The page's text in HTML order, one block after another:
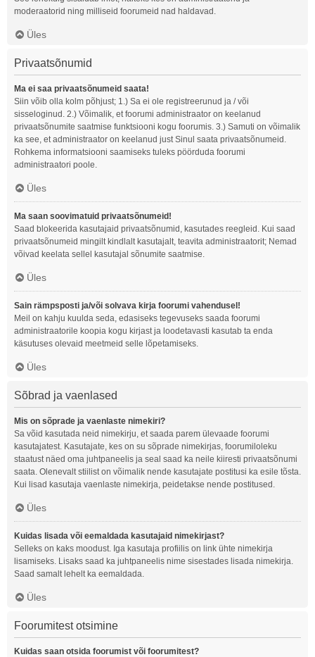
moderaatorid ning milliseid foorumeid nad haldavad.
Üles
Privaatsõnumid
Ma ei saa privaatsõnumeid saata!
Siin võib olla kolm põhjust; 1.) Sa ei ole registreerunud ja / või
sisseloginud. 2.) Võimalik, et foorumi administraator on keelanud
privaatsõnumite saatmise funktsiooni kogu foorumis. 3.) Samuti on võimalik
ka see, et administraator on keelanud just Sinul saata privaatsõnumeid.
Rohkema informatsiooni saamiseks tuleks pöörduda foorumi
administraatori poole.
Üles
Ma saan soovimatuid privaatsõnumeid!
Saad blokeerida kasutajaid privaatsõnumid, kasutades reegleid. Kui saad
privaatsõnumeid mingilt kindlalt kasutajalt, teavita administraatorit; Nemad
võivad keelata sellel kasutajal sõnumite saatmise.
Üles
Sain rämpsposti ja/või solvava kirja foorumi vahendusel!
Meil on kahju kuulda seda, edasiseks tegevuseks saada foorumi
administraatorile koopia kogu kirjast ja loodetavasti kasutab ta enda
käsutuses olevaid meetmeid selle lõpetamiseks.
Üles
Sõbrad ja vaenlased
Mis on sõprade ja vaenlaste nimekiri?
Sa võid kasutada neid nimekirju, et saada parem ülevaade foorumi
kasutajatest. Kasutajate, kes on su sõprade nimekirjas, foorumiloleku
staatust näed oma juhtpaneelis ja seal saad ka neile kiiresti privaatsõnumi
saata. Olenevalt stiilist on võimalik nende kasutajate postitusi ka esile tõsta.
Kui lisad kasutaja vaenlaste nimekirja, peidetakse nende postitused.
Üles
Kuidas lisada või eemaldada kasutajaid nimekirjast?
Selleks on kaks moodust. Iga kasutaja profiilis on link ühte nimekirja
lisamiseks. Lisaks saad ka juhtpaneelis nime sisestades lisada nimekirja.
Saad samalt lehelt ka eemaldada.
Üles
Foorumitest otsimine
Kuidas saan otsida foorumist või foorumitest?